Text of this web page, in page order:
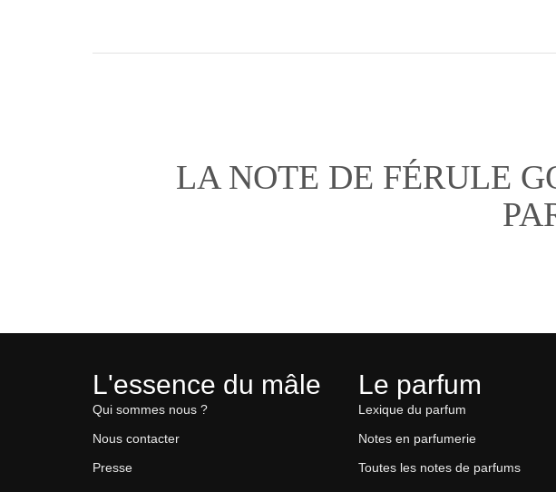
LA NOTE DE FÉRULE
L'essence du mâle
Qui sommes nous ?
Nous contacter
Presse
Le parfum
Lexique du parfum
Notes en parfumerie
Toutes les notes de parfums